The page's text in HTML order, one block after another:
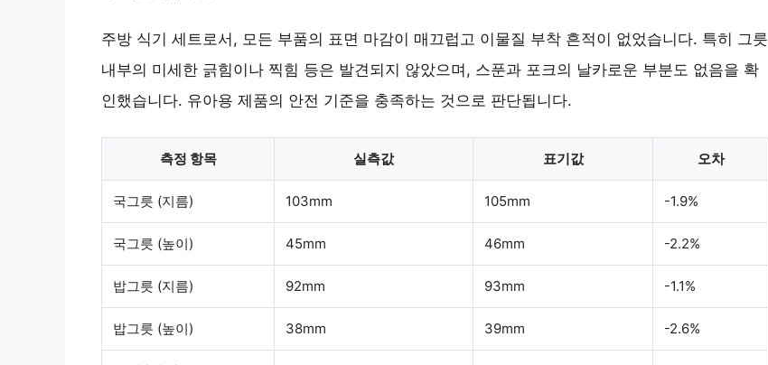
주방 식기 세트로서, 모든 부품의 표면 마감이 매끄럽고 이물질 부착 흔적이 없었습니다. 특히 그릇
내부의 미세한 긁힘이나 찍힘 등은 발견되지 않았으며, 스푼과 포크의 날카로운 부분도 없음을 확
인했습니다. 유아용 제품의 안전 기준을 충족하는 것으로 판단됩니다.
측정 항목 실측값 표기값 오차
국그릇 (지름) 103mm 105mm -1.9%
국그릇 (높이) 45mm 46mm -2.2%
밥그릇 (지름) 92mm 93mm -1.1%
밥그릇 (높이) 38mm 39mm -2.6%